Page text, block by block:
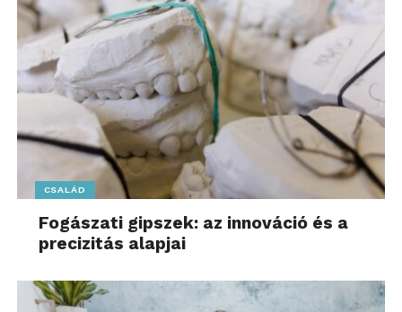
CSALÁD
Fogászati gipszek: az innováció és a
precizitás alapjai